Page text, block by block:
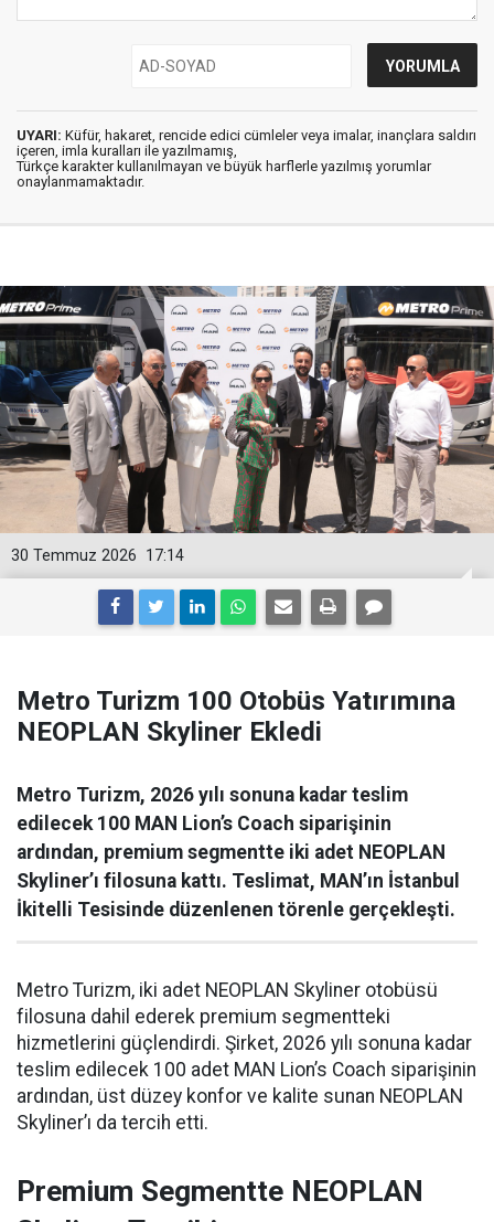
UYARI: Küfür, hakaret, rencide edici cümleler veya imalar, inançlara saldırı
içeren, imla kuralları ile yazılmamış,
Türkçe karakter kullanılmayan ve büyük harflerle yazılmış yorumlar
onaylanmamaktadır.
17:14
30 Temmuz 2026
Metro Turizm 100 Otobüs Yatırımına
NEOPLAN Skyliner Ekledi
Metro Turizm, 2026 yılı sonuna kadar teslim
edilecek 100 MAN Lion’s Coach siparişinin
ardından, premium segmentte iki adet NEOPLAN
Skyliner’ı filosuna kattı. Teslimat, MAN’ın İstanbul
İkitelli Tesisinde düzenlenen törenle gerçekleşti.
Metro Turizm, iki adet NEOPLAN Skyliner otobüsü
filosuna dahil ederek premium segmentteki
hizmetlerini güçlendirdi. Şirket, 2026 yılı sonuna kadar
teslim edilecek 100 adet MAN Lion’s Coach siparişinin
ardından, üst düzey konfor ve kalite sunan NEOPLAN
Skyliner’ı da tercih etti.
Premium Segmentte NEOPLAN